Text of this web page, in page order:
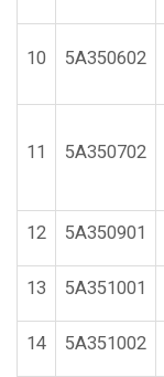
10 5А350602
11 5А350702
12 5А350901
13 5А351001
14 5А351002